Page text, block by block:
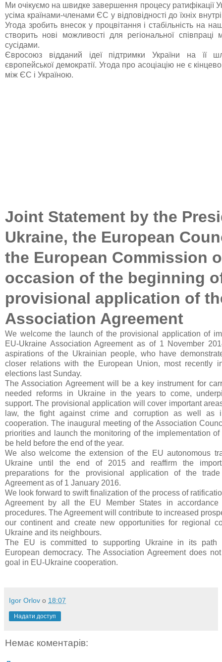
Ми очікуємо на швидке завершення процесу ратифікації
усіма країнами-членами ЄС у відповідності до їхніх
Угода зробить внесок у процвітання і стабільність на
створить нові можливості для регіональної співпраці
сусідами.
Євросоюз відданий ідеї підтримки України на її
європейської демократії. Угода про асоціацію не є
між ЄС і Україною.
Joint Statement by the
Ukraine, the European
the European Commission
occasion of the beginning
provisional application of
Association Agreement
We welcome the launch of the provisional application of
EU-Ukraine Association Agreement as of 1 November
aspirations of the Ukrainian people, who have
closer relations with the European Union, most recently
elections last Sunday.
The Association Agreement will be a key instrument for
needed reforms in Ukraine in the years to come,
support. The provisional application will cover important
law, the fight against crime and corruption as well as
cooperation. The inaugural meeting of the Association
priorities and launch the monitoring of the implementation
be held before the end of the year.
We also welcome the extension of the EU autonomous
Ukraine until the end of 2015 and reaffirm the
preparations for the provisional application of the
Agreement as of 1 January 2016.
We look forward to swift finalization of the process of
Agreement by all the EU Member States in
procedures. The Agreement will contribute to increased
our continent and create new opportunities for regional
Ukraine and its neighbours.
The EU is committed to supporting Ukraine in its path
European democracy. The Association Agreement does
goal in EU-Ukraine cooperation.
Igor Orlov о 18:07
Надати доступ
Немає коментарів: